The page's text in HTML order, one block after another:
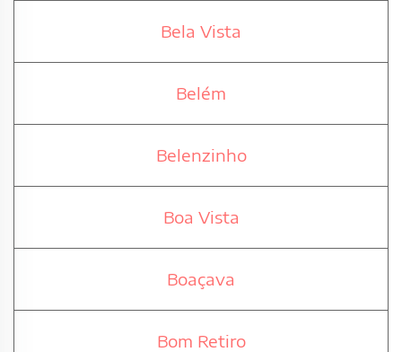
Bela Vista
Belém
Belenzinho
Boa Vista
Boaçava
Bom Retiro